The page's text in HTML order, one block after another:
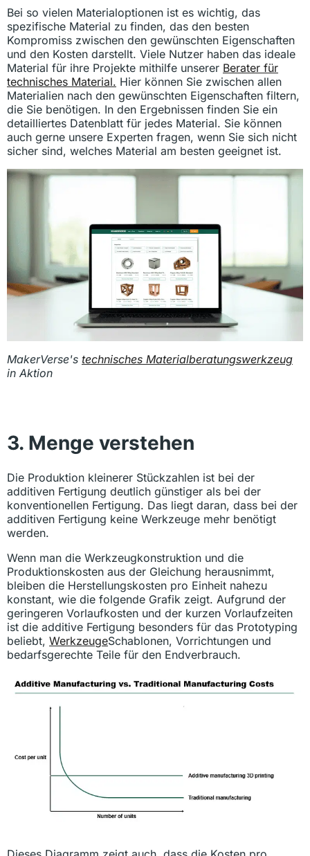
Bei so vielen Materialoptionen ist es wichtig, das
spezifische Material zu finden, das den besten
Kompromiss zwischen den gewünschten Eigenschaften
und den Kosten darstellt. Viele Nutzer haben das ideale
Material für ihre Projekte mithilfe unserer Berater für
technisches Material. Hier können Sie zwischen allen
Materialien nach den gewünschten Eigenschaften filtern,
die Sie benötigen. In den Ergebnissen finden Sie ein
detailliertes Datenblatt für jedes Material. Sie können
auch gerne unsere Experten fragen, wenn Sie sich nicht
sicher sind, welches Material am besten geeignet ist.
MakerVerse's technisches Materialberatungswerkzeug
in Aktion
3. Menge verstehen
Die Produktion kleinerer Stückzahlen ist bei der
additiven Fertigung deutlich günstiger als bei der
konventionellen Fertigung. Das liegt daran, dass bei der
additiven Fertigung keine Werkzeuge mehr benötigt
werden.
Wenn man die Werkzeugkonstruktion und die
Produktionskosten aus der Gleichung herausnimmt,
bleiben die Herstellungskosten pro Einheit nahezu
konstant, wie die folgende Grafik zeigt. Aufgrund der
geringeren Vorlaufkosten und der kurzen Vorlaufzeiten
ist die additive Fertigung besonders für das Prototyping
beliebt, WerkzeugeSchablonen, Vorrichtungen und
bedarfsgerechte Teile für den Endverbrauch.